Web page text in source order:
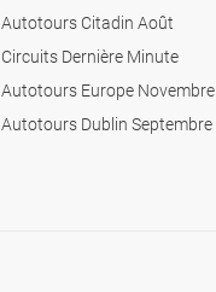
Autotours Citadin Août
Circuits Dernière Minute
Autotours Europe Novembre
Autotours Dublin Septembre